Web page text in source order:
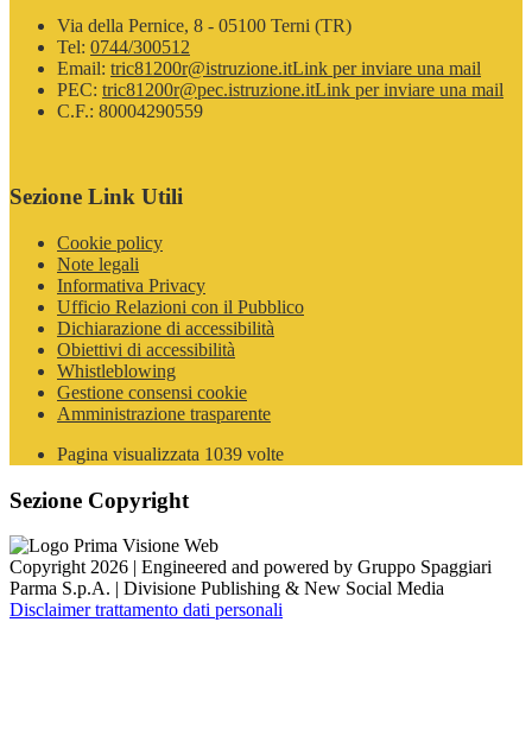
Via della Pernice, 8 - 05100 Terni (TR)
Tel: 0744/300512
Email: tric81200r@istruzione.itLink per inviare una mail
PEC: tric81200r@pec.istruzione.itLink per inviare una mail
C.F.: 80004290559
Sezione Link Utili
Cookie policy
Note legali
Informativa Privacy
Ufficio Relazioni con il Pubblico
Dichiarazione di accessibilità
Obiettivi di accessibilità
Whistleblowing
Gestione consensi cookie
Amministrazione trasparente
Pagina visualizzata 1039 volte
Sezione Copyright
Copyright 2026 | Engineered and powered by Gruppo Spaggiari
Parma S.p.A. | Divisione Publishing & New Social Media
Disclaimer trattamento dati personali